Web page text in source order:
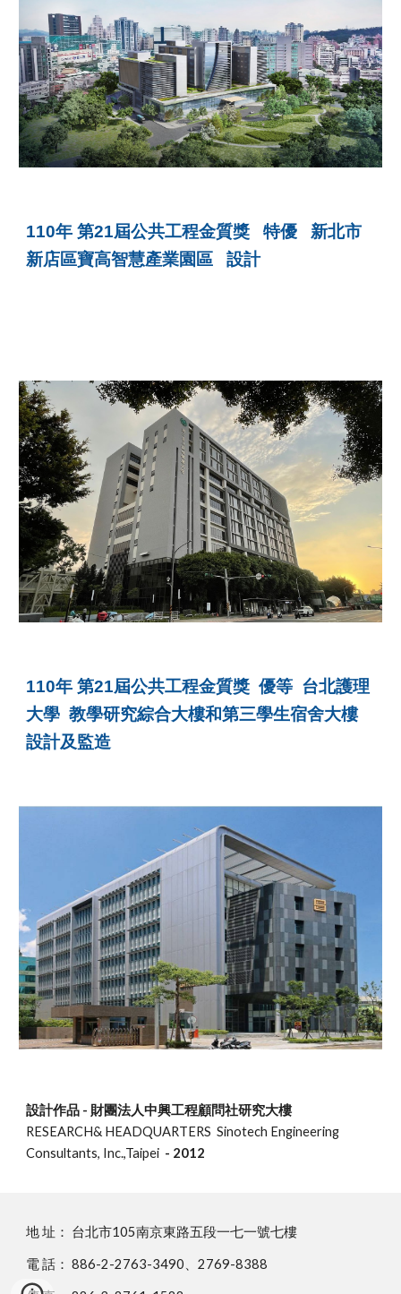
110年 第21屆公共工程金質獎 特優
新北市
新店區寶高智慧產業園區 設計
110年 第21屆公共工程金質獎 優等 台北護理
大學 教學研究綜合大樓和第三學生宿舍大樓
設計及監造
設計作品 - 財團法人中興工程顧問社研究大樓
RESEARCH& HEADQUARTERS Sinotech Engineering
Consultants, Inc.,Taipei - 2012
地 址： 台北市105南京東路五段一七一號七樓
電 話： 886-2-2763-3490、2769-8388